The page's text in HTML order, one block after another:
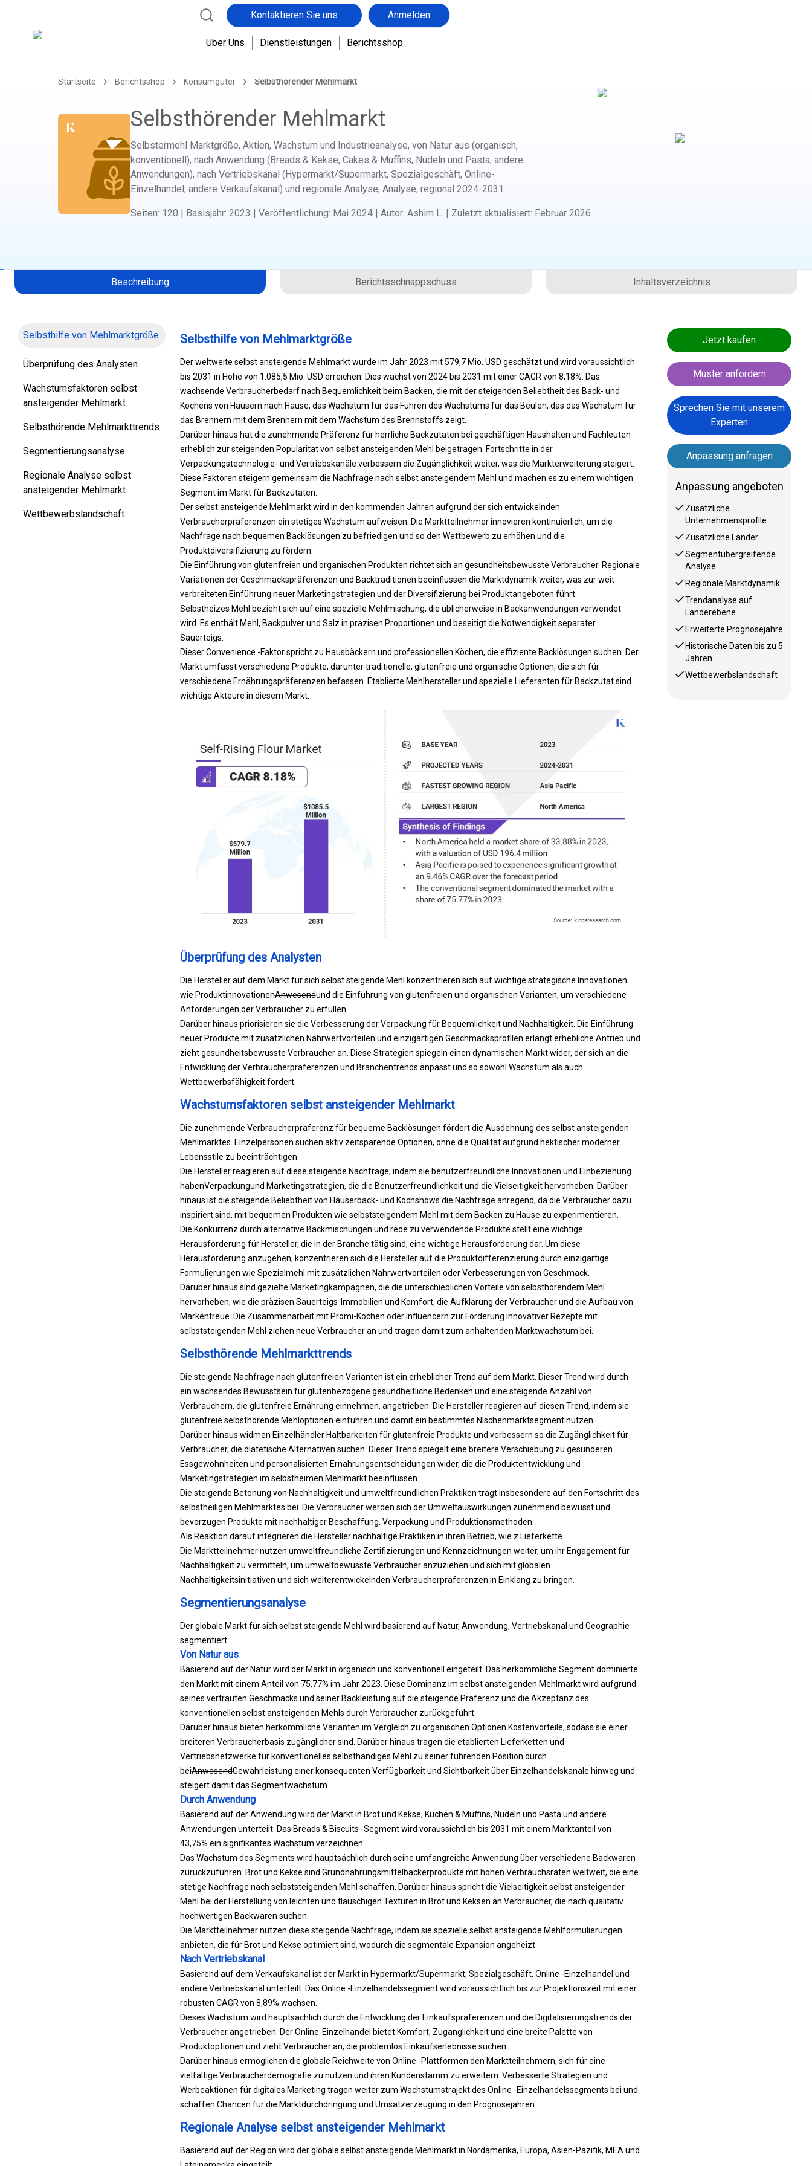
Kontaktieren Sie uns Anmelden
Über Uns Dienstleistungen Berichtsshop
Startseite Berichtsshop Konsumgüter Selbsthörender Mehlmarkt
Selbsthörender Mehlmarkt
Selbstermehl Marktgröße, Aktien, Wachstum und Industrieanalyse, von Natur aus (organisch,
konventionell), nach Anwendung (Breads & Kekse, Cakes & Muffins, Nudeln und Pasta, andere
Anwendungen), nach Vertriebskanal (Hypermarkt/Supermarkt, Spezialgeschäft, Online-
Einzelhandel, andere Verkaufskanal) und regionale Analyse, Analyse, regional 2024-2031
Seiten: 120 | Basisjahr: 2023 | Veröffentlichung: Mai 2024 | Autor: Ashim L. | Zuletzt aktualisiert: Februar 2026
Beschreibung Berichtsschnappschuss Inhaltsverzeichnis
Selbsthilfe von Mehlmarktgröße
Überprüfung des Analysten
Wachstumsfaktoren selbst
ansteigender Mehlmarkt
Selbsthörende Mehlmarkttrends
Segmentierungsanalyse
Regionale Analyse selbst
ansteigender Mehlmarkt
Wettbewerbslandschaft
Selbsthilfe von Mehlmarktgröße
Der weltweite selbst ansteigende Mehlmarkt wurde im Jahr 2023 mit 579,7 Mio. USD geschätzt und wird voraussichtlich
bis 2031 in Höhe von 1.085,5 Mio. USD erreichen. Dies wächst von 2024 bis 2031 mit einer CAGR von 8,18%. Das
wachsende Verbraucherbedarf nach Bequemlichkeit beim Backen, die mit der steigenden Beliebtheit des Back- und
Kochens von Häusern nach Hause, das Wachstum für das Führen des Wachstums für das Beulen, das das Wachstum für
das Brennern mit dem Brennern mit dem Wachstum des Brennstoffs zeigt.
Darüber hinaus hat die zunehmende Präferenz für herrliche Backzutaten bei geschäftigen Haushalten und Fachleuten
erheblich zur steigenden Popularität von selbst ansteigenden Mehl beigetragen. Fortschritte in der
Verpackungstechnologie- und Vertriebskanäle verbessern die Zugänglichkeit weiter, was die Markterweiterung steigert.
Diese Faktoren steigern gemeinsam die Nachfrage nach selbst ansteigendem Mehl und machen es zu einem wichtigen
Segment im Markt für Backzutaten.
Der selbst ansteigende Mehlmarkt wird in den kommenden Jahren aufgrund der sich entwickelnden
Verbraucherpräferenzen ein stetiges Wachstum aufweisen. Die Marktteilnehmer innovieren kontinuierlich, um die
Nachfrage nach bequemen Backlösungen zu befriedigen und so den Wettbewerb zu erhöhen und die
Produktdiversifizierung zu fördern.
Die Einführung von glutenfreien und organischen Produkten richtet sich an gesundheitsbewusste Verbraucher. Regionale
Variationen der Geschmackspräferenzen und Backtraditionen beeinflussen die Marktdynamik weiter, was zur weit
verbreiteten Einführung neuer Marketingstrategien und der Diversifizierung bei Produktangeboten führt.
Selbstheizes Mehl bezieht sich auf eine spezielle Mehlmischung, die üblicherweise in Backanwendungen verwendet
wird. Es enthält Mehl, Backpulver und Salz in präzisen Proportionen und beseitigt die Notwendigkeit separater
Sauerteigs.
Dieser Convenience -Faktor spricht zu Hausbäckern und professionellen Köchen, die effiziente Backlösungen suchen. Der
Markt umfasst verschiedene Produkte, darunter traditionelle, glutenfreie und organische Optionen, die sich für
verschiedene Ernährungspräferenzen befassen. Etablierte Mehlhersteller und spezielle Lieferanten für Backzutat sind
wichtige Akteure in diesem Markt.
Überprüfung des Analysten
Die Hersteller auf dem Markt für sich selbst steigende Mehl konzentrieren sich auf wichtige strategische Innovationen
wie ProduktinnovationenAnwesendund die Einführung von glutenfreien und organischen Varianten, um verschiedene
Anforderungen der Verbraucher zu erfüllen.
Darüber hinaus priorisieren sie die Verbesserung der Verpackung für Bequemlichkeit und Nachhaltigkeit. Die Einführung
neuer Produkte mit zusätzlichen Nährwertvorteilen und einzigartigen Geschmacksprofilen erlangt erhebliche Antrieb und
zieht gesundheitsbewusste Verbraucher an. Diese Strategien spiegeln einen dynamischen Markt wider, der sich an die
Entwicklung der Verbraucherpräferenzen und Branchentrends anpasst und so sowohl Wachstum als auch
Wettbewerbsfähigkeit fördert.
Wachstumsfaktoren selbst ansteigender Mehlmarkt
Die zunehmende Verbraucherpräferenz für bequeme Backlösungen fördert die Ausdehnung des selbst ansteigenden
Mehlmarktes. Einzelpersonen suchen aktiv zeitsparende Optionen, ohne die Qualität aufgrund hektischer moderner
Lebensstile zu beeinträchtigen.
Die Hersteller reagieren auf diese steigende Nachfrage, indem sie benutzerfreundliche Innovationen und Einbeziehung
habenVerpackungund Marketingstrategien, die die Benutzerfreundlichkeit und die Vielseitigkeit hervorheben. Darüber
hinaus ist die steigende Beliebtheit von Häuserback- und Kochshows die Nachfrage anregend, da die Verbraucher dazu
inspiriert sind, mit bequemen Produkten wie selbststeigendem Mehl mit dem Backen zu Hause zu experimentieren.
Die Konkurrenz durch alternative Backmischungen und rede zu verwendende Produkte stellt eine wichtige
Herausforderung für Hersteller, die in der Branche tätig sind, eine wichtige Herausforderung dar. Um diese
Herausforderung anzugehen, konzentrieren sich die Hersteller auf die Produktdifferenzierung durch einzigartige
Formulierungen wie Spezialmehl mit zusätzlichen Nährwertvorteilen oder Verbesserungen von Geschmack.
Darüber hinaus sind gezielte Marketingkampagnen, die die unterschiedlichen Vorteile von selbsthörendem Mehl
hervorheben, wie die präzisen Sauerteigs-Immobilien und Komfort, die Aufklärung der Verbraucher und die Aufbau von
Markentreue. Die Zusammenarbeit mit Promi-Köchen oder Influencern zur Förderung innovativer Rezepte mit
selbststeigenden Mehl ziehen neue Verbraucher an und tragen damit zum anhaltenden Marktwachstum bei.
Selbsthörende Mehlmarkttrends
Die steigende Nachfrage nach glutenfreien Varianten ist ein erheblicher Trend auf dem Markt. Dieser Trend wird durch
ein wachsendes Bewusstsein für glutenbezogene gesundheitliche Bedenken und eine steigende Anzahl von
Verbrauchern, die glutenfreie Ernährung einnehmen, angetrieben. Die Hersteller reagieren auf diesen Trend, indem sie
glutenfreie selbsthörende Mehloptionen einführen und damit ein bestimmtes Nischenmarktsegment nutzen.
Darüber hinaus widmen Einzelhändler Haltbarkeiten für glutenfreie Produkte und verbessern so die Zugänglichkeit für
Verbraucher, die diätetische Alternativen suchen. Dieser Trend spiegelt eine breitere Verschiebung zu gesünderen
Essgewohnheiten und personalisierten Ernährungsentscheidungen wider, die die Produktentwicklung und
Marketingstrategien im selbstheimen Mehlmarkt beeinflussen.
Die steigende Betonung von Nachhaltigkeit und umweltfreundlichen Praktiken trägt insbesondere auf den Fortschritt des
selbstheiligen Mehlmarktes bei. Die Verbraucher werden sich der Umweltauswirkungen zunehmend bewusst und
bevorzugen Produkte mit nachhaltiger Beschaffung, Verpackung und Produktionsmethoden.
Als Reaktion darauf integrieren die Hersteller nachhaltige Praktiken in ihren Betrieb, wie z. Lieferkette
Die Marktteilnehmer nutzen umweltfreundliche Zertifizierungen und Kennzeichnungen weiter, um ihr Engagement für
Nachhaltigkeit zu vermitteln, um umweltbewusste Verbraucher anzuziehen und sich mit globalen
Nachhaltigkeitsinitiativen und sich weiterentwickelnden Verbraucherpräferenzen in Einklang zu bringen.
Segmentierungsanalyse
Der globale Markt für sich selbst steigende Mehl wird basierend auf Natur, Anwendung, Vertriebskanal und Geographie
segmentiert.
Von Natur aus
Basierend auf der Natur wird der Markt in organisch und konventionell eingeteilt. Das herkömmliche Segment dominierte
den Markt mit einem Anteil von 75,77% im Jahr 2023. Diese Dominanz im selbst ansteigenden Mehlmarkt wird aufgrund
seines vertrauten Geschmacks und seiner Backleistung auf die steigende Präferenz und die Akzeptanz des
konventionellen selbst ansteigenden Mehls durch Verbraucher zurückgeführt.
Darüber hinaus bieten herkömmliche Varianten im Vergleich zu organischen Optionen Kostenvorteile, sodass sie einer
breiteren Verbraucherbasis zugänglicher sind. Darüber hinaus tragen die etablierten Lieferketten und
Vertriebsnetzwerke für konventionelles selbsthändiges Mehl zu seiner führenden Position durch
beiAnwesendGewährleistung einer konsequenten Verfügbarkeit und Sichtbarkeit über Einzelhandelskanäle hinweg und
steigert damit das Segmentwachstum.
Durch Anwendung
Basierend auf der Anwendung wird der Markt in Brot und Kekse, Kuchen & Muffins, Nudeln und Pasta und andere
Anwendungen unterteilt. Das Breads & Biscuits -Segment wird voraussichtlich bis 2031 mit einem Marktanteil von
43,75% ein signifikantes Wachstum verzeichnen.
Das Wachstum des Segments wird hauptsächlich durch seine umfangreiche Anwendung über verschiedene Backwaren
zurückzuführen. Brot und Kekse sind Grundnahrungsmittelbackerprodukte mit hohen Verbrauchsraten weltweit, die eine
stetige Nachfrage nach selbststeigenden Mehl schaffen. Darüber hinaus spricht die Vielseitigkeit selbst ansteigender
Mehl bei der Herstellung von leichten und flauschigen Texturen in Brot und Keksen an Verbraucher, die nach qualitativ
hochwertigen Backwaren suchen.
Die Marktteilnehmer nutzen diese steigende Nachfrage, indem sie spezielle selbst ansteigende Mehlformulierungen
anbieten, die für Brot und Kekse optimiert sind, wodurch die segmentale Expansion angeheizt.
Nach Vertriebskanal
Basierend auf dem Verkaufskanal ist der Markt in Hypermarkt/Supermarkt, Spezialgeschäft, Online -Einzelhandel und
andere Vertriebskanal unterteilt. Das Online -Einzelhandelssegment wird voraussichtlich bis zur Projektionszeit mit einer
robusten CAGR von 8,89% wachsen.
Dieses Wachstum wird hauptsächlich durch die Entwicklung der Einkaufspräferenzen und die Digitalisierungstrends der
Verbraucher angetrieben. Der Online-Einzelhandel bietet Komfort, Zugänglichkeit und eine breite Palette von
Produktoptionen und zieht Verbraucher an, die problemlos Einkaufserlebnisse suchen.
Darüber hinaus ermöglichen die globale Reichweite von Online -Plattformen den Marktteilnehmern, sich für eine
vielfältige Verbraucherdemografie zu nutzen und ihren Kundenstamm zu erweitern. Verbesserte Strategien und
Werbeaktionen für digitales Marketing tragen weiter zum Wachstumstrajekt des Online -Einzelhandelssegments bei und
schaffen Chancen für die Marktdurchdringung und Umsatzerzeugung in den Prognosejahren.
Regionale Analyse selbst ansteigender Mehlmarkt
Basierend auf der Region wird der globale selbst ansteigende Mehlmarkt in Nordamerika, Europa, Asien-Pazifik, MEA und
Jetzt kaufen
Muster anfordern
Sprechen Sie mit unserem
Experten
Anpassung anfragen
Anpassung angeboten
Zusätzliche
Unternehmensprofile
Zusätzliche Länder
Segmentübergreifende
Analyse
Regionale Marktdynamik
Trendanalyse auf
Länderebene
Erweiterte Prognosejahre
Historische Daten bis zu 5
Jahren
Wettbewerbslandschaft